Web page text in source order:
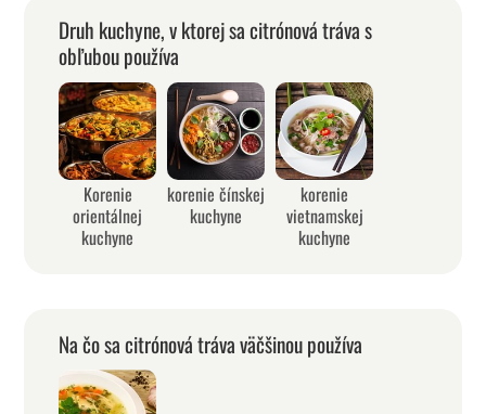
Druh kuchyne, v ktorej sa citrónová tráva s
obľubou používa
Korenie
orientálnej
kuchyne
korenie čínskej
kuchyne
korenie
vietnamskej
kuchyne
Na čo sa citrónová tráva väčšinou používa